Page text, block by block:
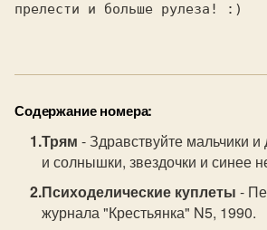
прелести и больше
Содержание номера:
Трям - Здравствуйте мальчики и
и солнышки, звездочки и синее
Психоделические куплеты -
журнала "Крестьянка" N5, 1990.